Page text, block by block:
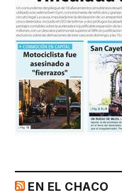
EN EL CHACO